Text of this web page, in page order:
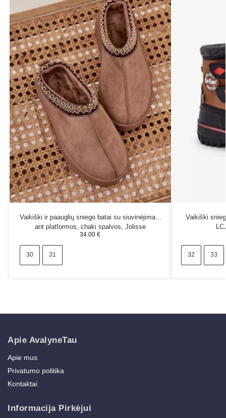
Vaikiški ir paauglių sniego batai su siuvinėjimais
ant platformos, chaki spalvos, Jolisse
34.00€
30 31
Vaikiški
32 33
Apie AvalyneTau
Apie mus
Privatumo politika
Kontaktai
Informacija Pirkėjui